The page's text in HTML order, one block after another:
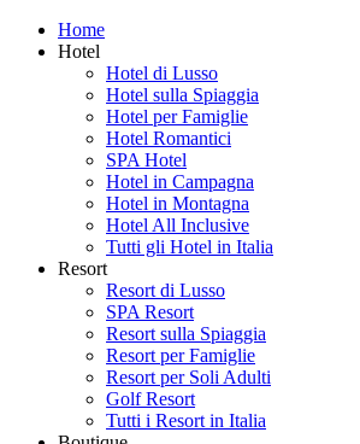
Home
Hotel
Hotel di Lusso
Hotel sulla Spiaggia
Hotel per Famiglie
Hotel Romantici
SPA Hotel
Hotel in Campagna
Hotel in Montagna
Hotel All Inclusive
Tutti gli Hotel in Italia
Resort
Resort di Lusso
SPA Resort
Resort sulla Spiaggia
Resort per Famiglie
Resort per Soli Adulti
Golf Resort
Tutti i Resort in Italia